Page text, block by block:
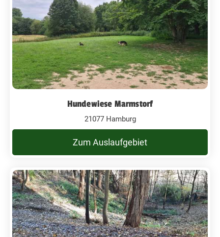
Hundewiese Marmstorf
21077 Hamburg
Zum Auslaufgebiet